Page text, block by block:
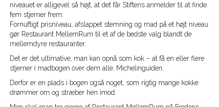
niveauet er alligevel så højt, at det får Stiftens anmelder til at finde
fem stjerner frem.
Fornuftigt prisniveau, afslappet stemning og mad på et højt niveau
gør Restaurant MellemRum til et af de bedste valg blandt de
mellemdyre restauranter.
Det er det ultimative, man kan opnå som kok – at få en eller flere
stjerner i madbogen over dem alle, Michelinguiden.
Derfor er en plads i bogen også noget, som rigtig mange kokke
drømmer om og stræber hen imod.